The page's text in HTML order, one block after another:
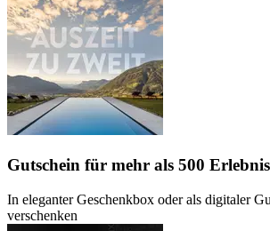
Gutschein für mehr als 500
In eleganter Geschenkbox oder als digitaler
verschenken